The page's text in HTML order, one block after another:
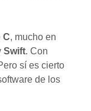
C, mucho en
Swift. Con
sí es cierto
de los